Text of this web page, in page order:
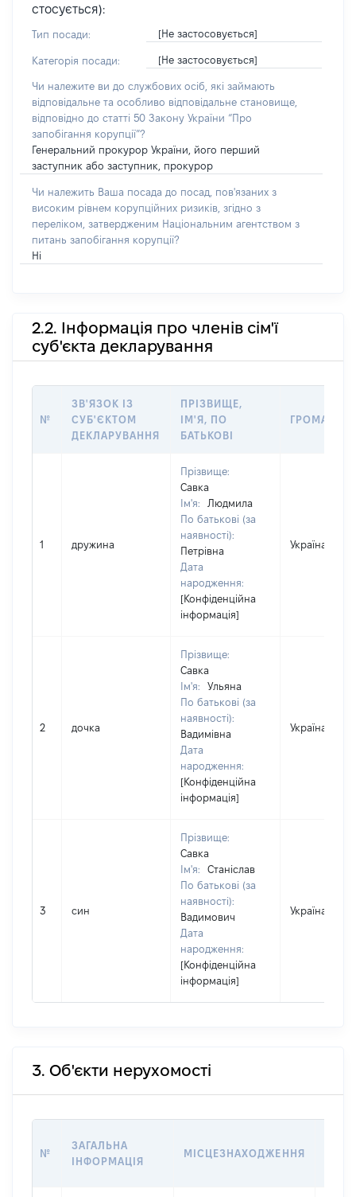
стосується):
Тип посади: [Не застосовується]
Категорія посади: [Не застосовується]
Чи належите ви до службових осіб, які займають
відповідальне та особливо відповідальне становище,
відповідно до статті 50 Закону України “Про
запобігання корупції”?
Генеральний прокурор України, його перший
заступник або заступник, прокурор
Чи належить Ваша посада до посад, пов'язаних з
високим рівнем корупційних ризиків, згідно з
переліком, затвердженим Національним агентством з
питань запобігання корупції?
Ні
2.2. Інформація про членів сім'ї
суб'єкта декларування
№
ЗВ'ЯЗОК ІЗ
СУБ'ЄКТОМ
ДЕКЛАРУВАННЯ
ПРІЗВИЩЕ,
ІМ'Я, ПО
БАТЬКОВІ
1 дружина
Прізвище:
Савка
Ім'я:
Людмила
По батькові (за
наявності):
Петрівна
Дата
народження:
[Конфіденційна
інформація]
Україна
2 дочка
Прізвище:
Савка
Ім'я:
Ульяна
По батькові (за
наявності):
Вадимівна
Дата
народження:
[Конфіденційна
інформація]
Україна
3 син
Прізвище:
Савка
Ім'я:
Станіслав
По батькові (за
наявності):
Вадимович
Дата
народження:
[Конфіденційна
інформація]
Україна
3. Об'єкти нерухомості
№
ЗАГАЛЬНА
ІНФОРМАЦІЯ
МІСЦЕЗНАХОДЖЕННЯ